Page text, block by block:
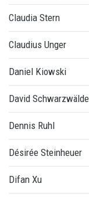
Claudia Stern
Claudius Unger
Daniel Kiowski
David
Dennis Ruhl
Désirée Steinheuer
Difan Xu